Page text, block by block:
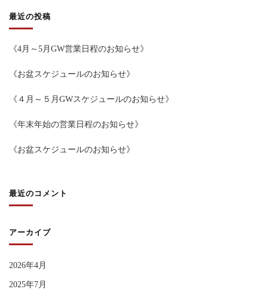
最近の投稿
《4月～5月GW営業日程のお知らせ》
《お盆スケジュールのお知らせ》
《４月～５月GWスケジュールのお知らせ》
《年末年始の営業日程のお知らせ》
《お盆スケジュールのお知らせ》
最近のコメント
アーカイブ
2026年4月
2025年7月